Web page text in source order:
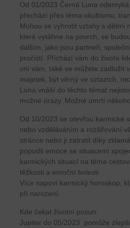
Od 01/2023 Černá Luna
přechází přes téma okultismu,
Mohou se vyhrotit vztahy s dětmi
které vytáhne na povrch, se
dalším, jako jsou partneři,
pročistí. Přichází vám do života
oni vám, také se můžete zadlužit
majetek, být věrný ve vztazích,
Luna vnáší do těchto témat
možné úrazy. Možné úmrtí
Od 10/2023 se otevřou karmické
nebo vzděláváním a rozšiřování
stránce nebo ji zatratit díky
popudit emoce se situacemi
karmických situací na téma
těžkosti a emoční bolesti
Více napoví karmický horoskop,
při narození.
Kde čekat životní posun:
Jupiter do 05/2023 pomůže